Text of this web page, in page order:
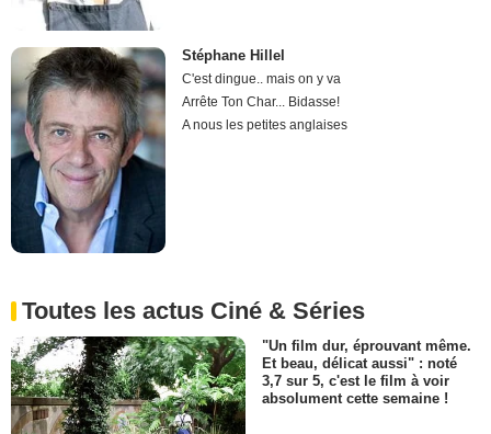
Stéphane Hillel
C'est dingue.. mais on y va
Arrête Ton Char... Bidasse!
A nous les petites anglaises
Toutes les actus Ciné & Séries
"Un film dur, éprouvant même.
Et beau, délicat aussi" : noté
3,7 sur 5, c'est le film à voir
absolument cette semaine !